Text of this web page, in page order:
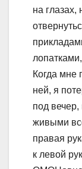
на глазах,
Когда мне
ней, я
под вечер,
живыми
правая
к левой